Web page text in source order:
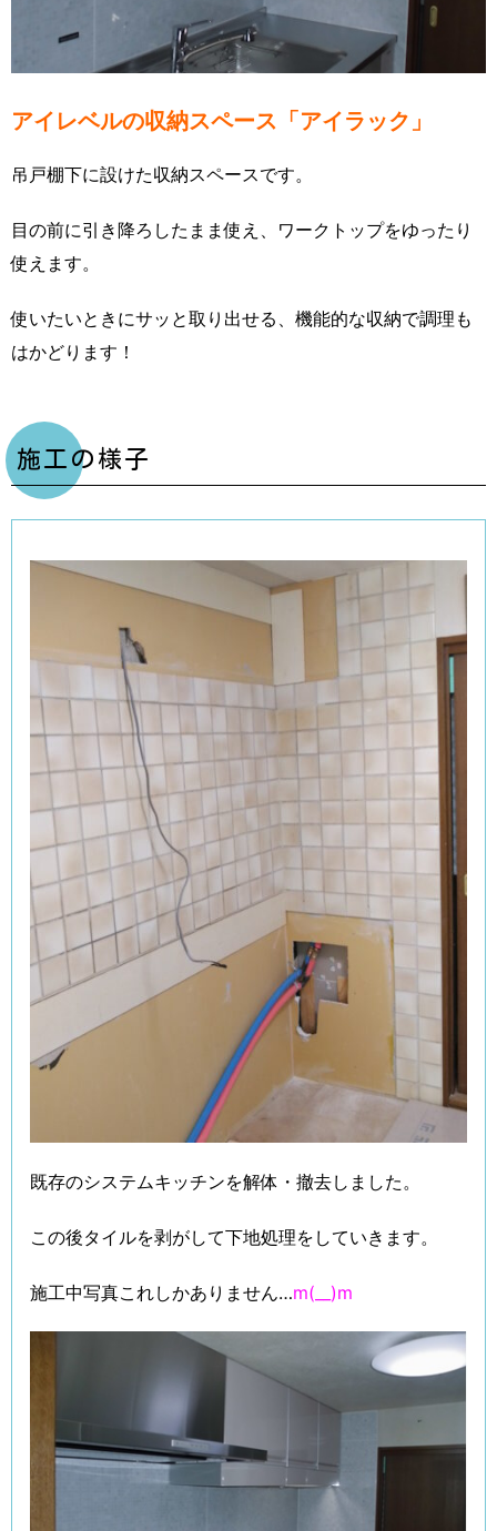
アイレベルの収納スペース「アイラック」
吊戸棚下に設けた収納スペースです。
目の前に引き降ろしたまま使え、ワークトップをゆったり
使えます。
使いたいときにサッと取り出せる、機能的な収納で調理も
はかどります！
施工の様子
既存のシステムキッチンを解体・撤去しました。
この後タイルを剥がして下地処理をしていきます。
施工中写真これしかありません…m(__)m